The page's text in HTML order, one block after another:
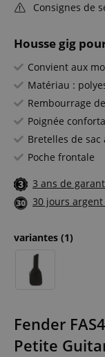
Housse gig
Convient aux
Matériau :
Rembourrage
Poignée
Bretelles de
Poche frontale
3 ans de
30 jours
variantes (1)
Consignes de
Fender
Petite